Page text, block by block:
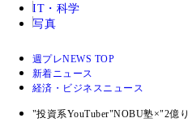
IT・科学
写真
週プレNEWS TOP
新着ニュース
経済・ビジネスニュース
"投資系YouTuber"NOBU塾×"2億